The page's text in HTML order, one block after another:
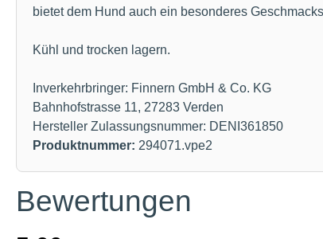
bietet dem Hund auch ein besonderes
Kühl und trocken lagern.
Inverkehrbringer: Finnern GmbH & Co. KG
Bahnhofstrasse 11, 27283 Verden
Hersteller Zulassungsnummer: DENI361850
Produktnummer: 294071.vpe2
Bewertungen